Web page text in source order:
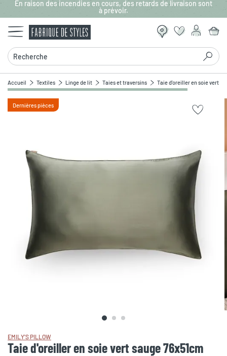
Aller au contenu principal
En raison des incendies en cours, des retards de livraison sont
à prévoir.
Recherche
Accueil Textiles Linge de lit Taies et traversins Taie d'oreiller en soie vert
Dernières pièces
Zoomer sur l'image
EMILY'S PILLOW
Taie d'oreiller en soie vert sauge 76x51cm